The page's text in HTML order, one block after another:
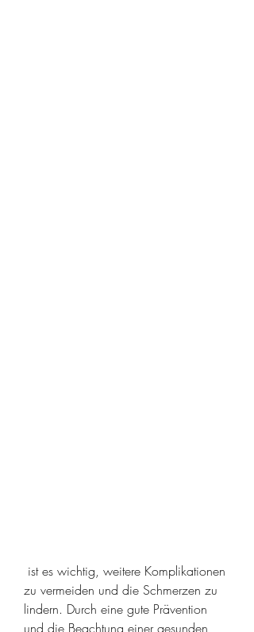
zu vermeiden und die Schmerzen zu
lindern. Durch eine gute Prävention
und die Beachtung einer gesunden